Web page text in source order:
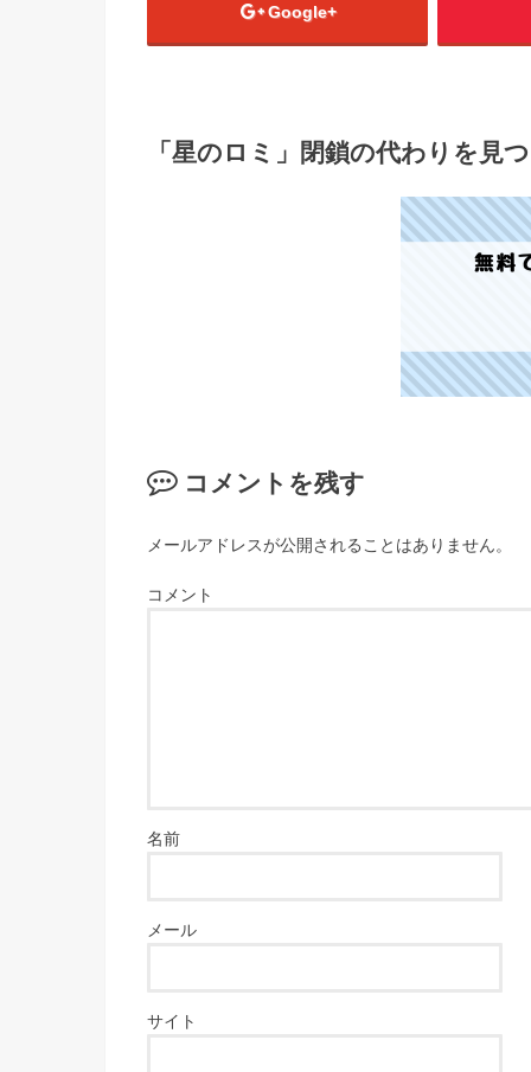
Google+
「星のロミ」閉鎖の代わりを見
コメントを残す
メールアドレスが公開されることはありません。
コメント
名前
メール
サイト